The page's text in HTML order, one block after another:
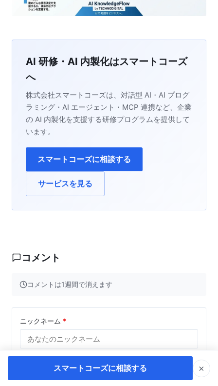
AI 研修・AI 内製化はスマートコーズ
へ
株式会社スマートコーズは、対話型 AI・AI プログ
ラミング・AI エージェント・MCP 連携など、企業
の AI 内製化を支援する研修プログラムを提供して
います。
スマートコーズに相談する
サービスを見る
コメント
コメントは1週間で消えます
ニックネーム *
スマートコーズに相談する ×